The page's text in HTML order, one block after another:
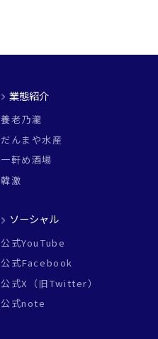
業態紹介
養老乃瀧
だんまや水産
一軒め酒場
韓激
ソーシャル
公式YouTube
公式Facebook
公式X（旧Twitter）
公式note